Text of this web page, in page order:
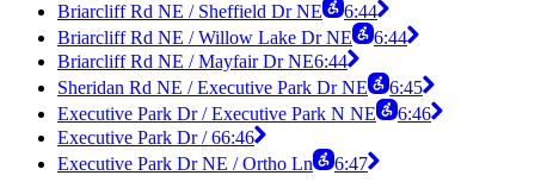
Briarcliff Rd NE / Sheffield Dr NE
6:44
Briarcliff Rd NE / Willow Lake Dr NE
6:44
Briarcliff Rd NE / Mayfair Dr NE6:44
Sheridan Rd NE / Executive Park Dr NE
6:45
Executive Park Dr / Executive Park N NE
6:46
Executive Park Dr / 66:46
Executive Park Dr NE / Ortho Ln
6:47